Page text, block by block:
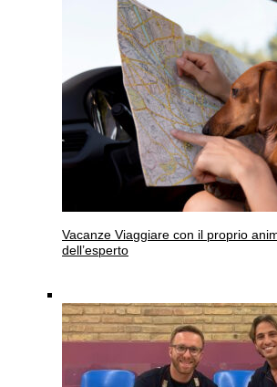
Vacanze Viaggiare con il proprio
dell’esperto